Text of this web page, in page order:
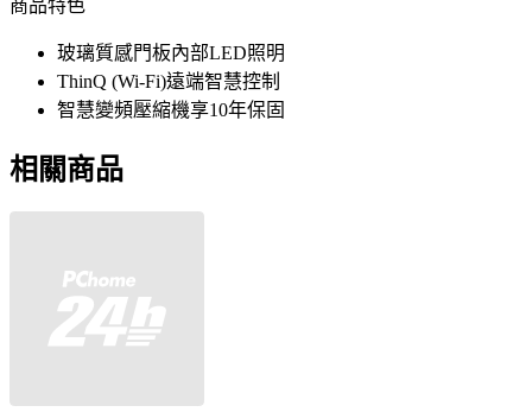
商品特色
玻璃質感門板內部LED照明
ThinQ (Wi-Fi)遠端智慧控制
智慧變頻壓縮機享10年保固
相關商品